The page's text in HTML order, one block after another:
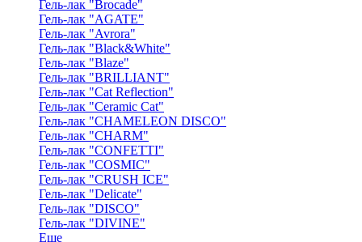
Гель-лак "Brocade"
Гель-лак "AGATE"
Гель-лак "Avrora"
Гель-лак "Black&White"
Гель-лак "Blaze"
Гель-лак "BRILLIANT"
Гель-лак "Cat Reflection"
Гель-лак "Ceramic Cat"
Гель-лак "CHAMELEON DISCO"
Гель-лак "CHARM"
Гель-лак "CONFETTI"
Гель-лак "COSMIC"
Гель-лак "CRUSH ICE"
Гель-лак "Delicate"
Гель-лак "DISCO"
Гель-лак "DIVINE"
Еще